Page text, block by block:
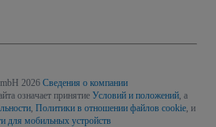
2026 Сведения о компании
означает принятие Условий и положений, а
, Политики в отношении файлов cookie, и
для мобильных устройств